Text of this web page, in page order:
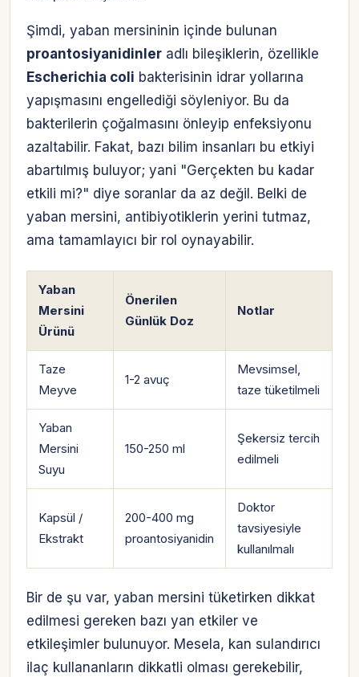
Şimdi, yaban mersininin içinde bulunan
proantosiyanidinler adlı bileşiklerin, özellikle
Escherichia coli bakterisinin idrar yollarına
yapışmasını engellediği söyleniyor. Bu da
bakterilerin çoğalmasını önleyip enfeksiyonu
azaltabilir. Fakat, bazı bilim insanları bu etkiyi
abartılmış buluyor; yani "Gerçekten bu kadar
etkili mi?" diye soranlar da az değil. Belki de
yaban mersini, antibiyotiklerin yerini tutmaz,
ama tamamlayıcı bir rol oynayabilir.
Yaban
Mersini
Ürünü
Önerilen
Günlük Doz
Notlar
Taze
Meyve
1-2 avuç
Mevsimsel,
taze tüketilmeli
Yaban
Mersini
Suyu
150-250 ml
Şekersiz tercih
edilmeli
Kapsül /
Ekstrakt
200-400 mg
proantosiyanidin
Doktor
tavsiyesiyle
kullanılmalı
Bir de şu var, yaban mersini tüketirken dikkat
edilmesi gereken bazı yan etkiler ve
etkileşimler bulunuyor. Mesela, kan sulandırıcı
ilaç kullananların dikkatli olması gerekebilir,